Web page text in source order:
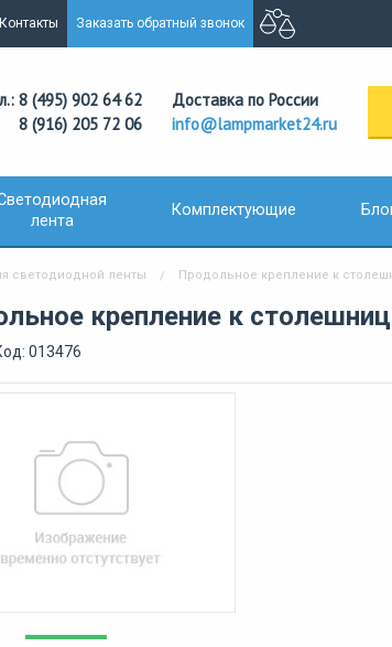
Контакты Заказать обратный звонок
8 (495) 902 64 62
8 (916) 205 72 06
Доставка по России
info@lampmarket24.ru
лента
Комплектующие
светодиодной ленты Продольное крепление к
крепление к
013476